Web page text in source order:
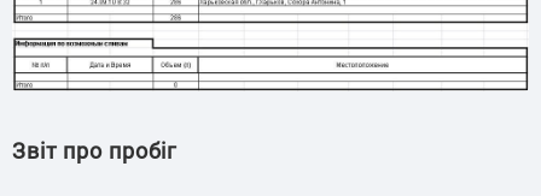
Звіт про пробіг